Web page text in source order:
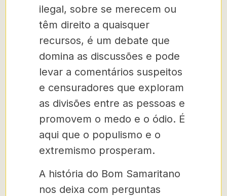
ilegal, sobre se merecem ou
têm direito a quaisquer
recursos, é um debate que
domina as discussões e pode
levar a comentários suspeitos
e censuradores que exploram
as divisões entre as pessoas e
promovem o medo e o ódio. É
aqui que o populismo e o
extremismo prosperam.
A história do Bom Samaritano
nos deixa com perguntas